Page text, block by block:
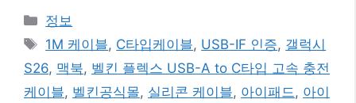
카
테
리
정보
태
그
1M 케이블, C타입케이블, USB-IF 인증, 갤럭시
S26, 맥북, 벨킨 플렉스 USB-A to C타입 고속 충전
케이블, 벨킨공식몰, 실리콘 케이블, 아이패드 , 아이